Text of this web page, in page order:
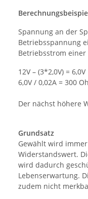
Spannung an der
Betriebsspannung
Betriebsstrom einer
12V – (3*2,0V) = 6,0V
6,0V / 0,02A = 300
Der nächst höhere
Grundsatz
Gewählt wird
Widerstandswert.
wird dadurch
Lebenserwartung.
zudem nicht